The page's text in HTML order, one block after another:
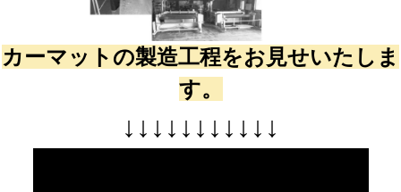
カーマットの製造工程をお見せいたしま
す。
↓ ↓ ↓ ↓ ↓ ↓ ↓ ↓ ↓ ↓ ↓